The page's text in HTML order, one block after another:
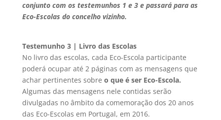
conjunto com os testemunhos 1 e 3 e passará para as
Eco-Escolas do concelho vizinho.
Testemunho 3 | Livro das Escolas
No livro das escolas, cada Eco-Escola participante
poderá ocupar até 2 páginas com as mensagens que
achar pertinentes sobre o que é ser Eco-Escola.
Algumas das mensagens nele contidas serão
divulgadas no âmbito da comemoração dos 20 anos
das Eco-Escolas em Portugal, em 2016.